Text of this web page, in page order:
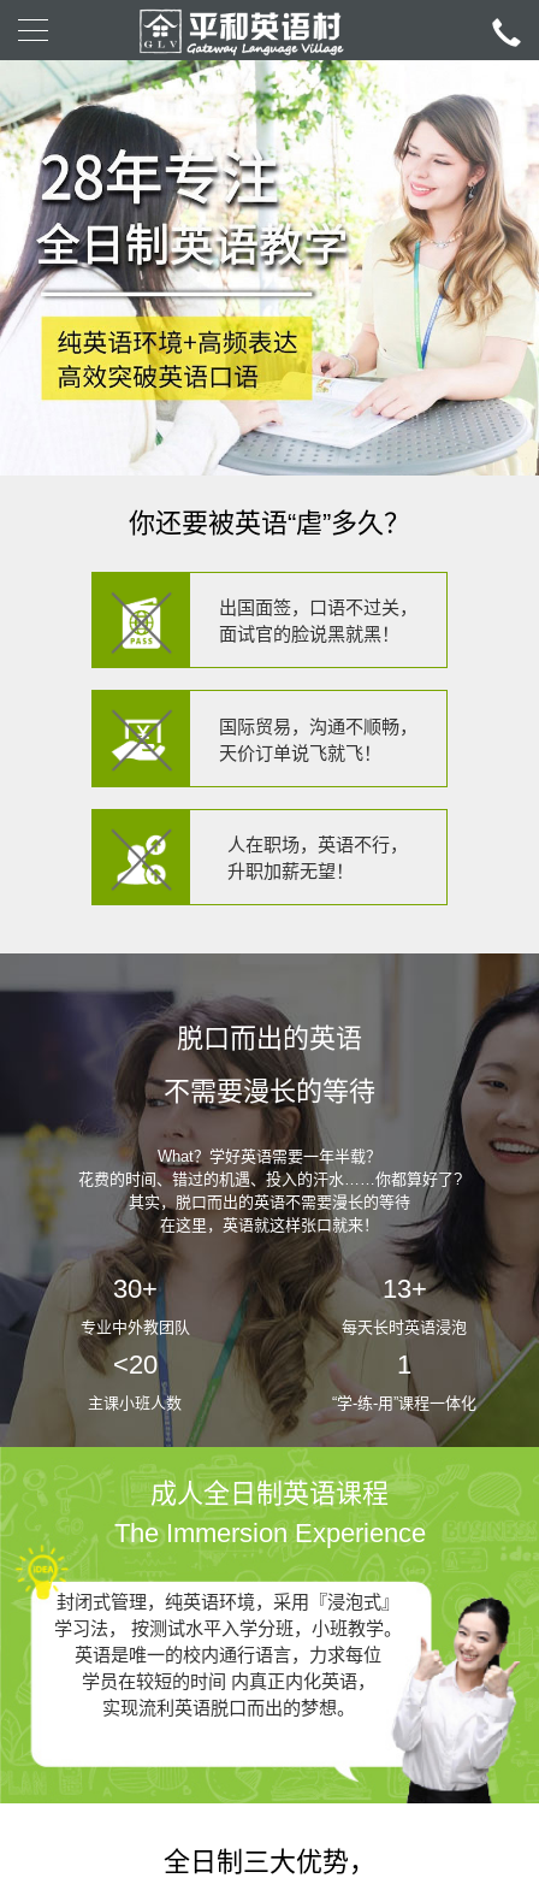
你还要被英语“虐”多久？
出国面签，口语不过关，
面试官的脸说黑就黑！
国际贸易，沟通不顺畅，
天价订单说飞就飞！
人在职场，英语不行，
升职加薪无望！
脱口而出的英语
不需要漫长的等待
What？学好英语需要一年半载？
花费的时间、错过的机遇、投入的汗水……你都算好了?
其实，脱口而出的英语不需要漫长的等待
在这里，英语就这样张口就来！
30+
专业中外教团队
13+
每天长时英语浸泡
<20
主课小班人数
1
“学-练-用”课程一体化
成人全日制英语课程
The Immersion Experience
封闭式管理，纯英语环境，采用『浸泡式』
学习法，
按测试水平入学分班，小班教学。
英语是唯一的校内通行语言，力求每位
学员在较短的时间 内真正内化英语，
实现流利英语脱口而出的梦想。
全日制三大优势，